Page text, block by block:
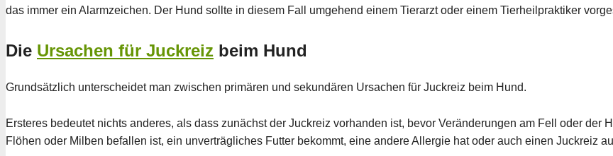
das immer ein Alarmzeichen. Der Hund sollte in diesem Fall umgehend einem Tierarzt oder einem Tierheilpraktiker
Die Ursachen für Juckreiz beim Hund
Grundsätzlich unterscheidet man zwischen primären und sekundären Ursachen für Juckreiz beim Hund.
Ersteres bedeutet nichts anderes, als dass zunächst der Juckreiz vorhanden ist, bevor Veränderungen am Fell oder der
Flöhen oder Milben befallen ist, ein unverträgliches Futter bekommt, eine andere Allergie hat oder auch einen Juckreiz